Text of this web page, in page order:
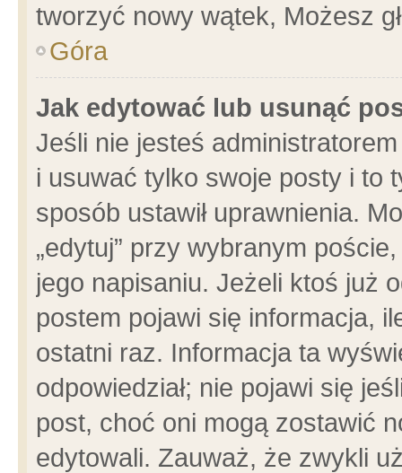
tworzyć nowy wątek, Możesz
Góra
Jak edytować lub usunąć
Jeśli nie jesteś
i usuwać tylko swoje posty i to
sposób ustawił uprawnienia.
„edytuj” przy wybranym
jego napisaniu. Jeżeli ktoś już
postem pojawi się informacja,
ostatni raz. Informacja ta
odpowiedział; nie pojawi się
post, choć oni mogą zostawić
edytowali. Zauważ, że zwykli